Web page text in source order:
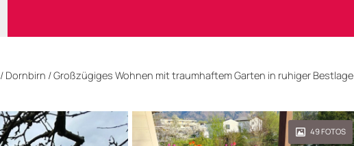
/ Dornbirn /Großzügiges Wohnen mit traumhaftem Garten in ruhiger Bestlage
49FOTOS